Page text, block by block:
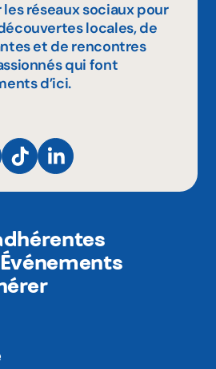
réseaux sociaux pour
locales, de
et de rencontres
qui font
d’ici.